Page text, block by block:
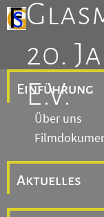
20.
E.V.
Einführung
Über uns
Aktuelles